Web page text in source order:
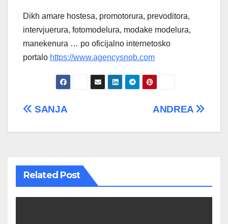
Dikh amare hostesa, promotorura, prevoditora,
intervjuerura, fotomodelura, modake modelura,
manekenura … po oficijalno internetosko
portalo https://www.agencysnob.com
Post
navigation
ANDREA
SANJA
Related Post